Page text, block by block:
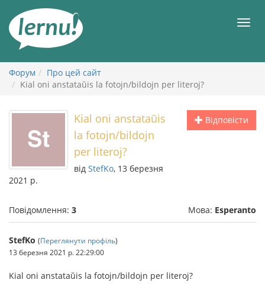
змісту
Форум
Про цей сайт
Kial oni anstataŭis la fotojn/bildojn per literoj?
Відповісти
Kial oni anstataŭis
la fotojn/bildojn
per literoj?
від StefKo, 13 березня
2021 р.
Повідомлення: 3 Мова: Esperanto
StefKo (Переглянути профіль)
13 березня 2021 р. 22:29:00
Kial oni anstataŭis la fotojn/bildojn per literoj?